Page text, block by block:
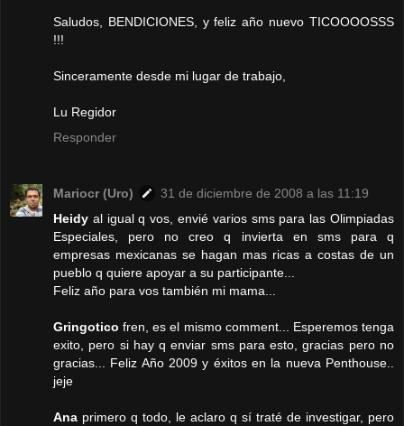
Saludos, BENDICIONES, y feliz año nuevo TICOOOOSSS
!!!
Sinceramente desde mi lugar de trabajo,
Lu Regidor
Responder
Mariocr (Uro)
31 de diciembre de 2008 a las 11:19
Heidy al igual q vos, envié varios sms para las Olimpiadas
Especiales, pero no creo q invierta en sms para q
empresas mexicanas se hagan mas ricas a costas de un
pueblo q quiere apoyar a su participante...
Feliz año para vos también mi mama...
Gringotico fren, es el mismo comment... Esperemos tenga
exito, pero si hay q enviar sms para esto, gracias pero no
gracias... Feliz Año 2009 y éxitos en la nueva Penthouse..
jeje
Ana primero q todo, le aclaro q sí traté de investigar, pero